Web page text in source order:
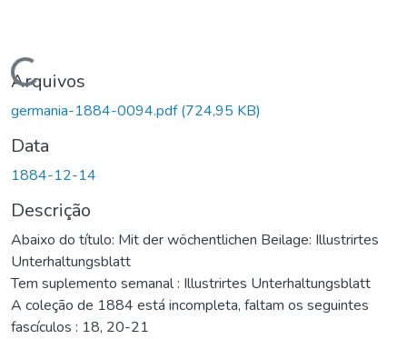
Carregando...
Arquivos
germania-1884-0094.pdf(724,95 KB)
Data
1884-12-14
Descrição
Abaixo do título: Mit der wöchentlichen Beilage: Illustrirtes
Unterhaltungsblatt
Tem suplemento semanal : Illustrirtes Unterhaltungsblatt
A coleção de 1884 está incompleta, faltam os seguintes
fascículos : 18, 20-21